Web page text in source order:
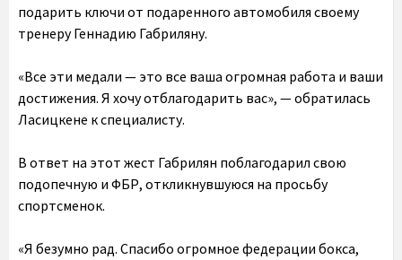
подарить ключи от подаренного автомобиля своему
тренеру Геннадию Габриляну.
«Все эти медали — это все ваша огромная работа и ваши
достижения. Я хочу отблагодарить вас», — обратилась
Ласицкене к специалисту.
В ответ на этот жест Габрилян поблагодарил свою
подопечную и ФБР, откликнувшуюся на просьбу
спортсменок.
«Я безумно рад. Спасибо огромное федерации бокса,